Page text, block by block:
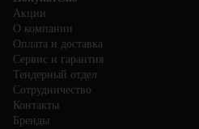
Акции
О компании
Оплата и доставка
Сервис и гарантия
Тендерный отдел
Сотрудничество
Контакты
Бренды